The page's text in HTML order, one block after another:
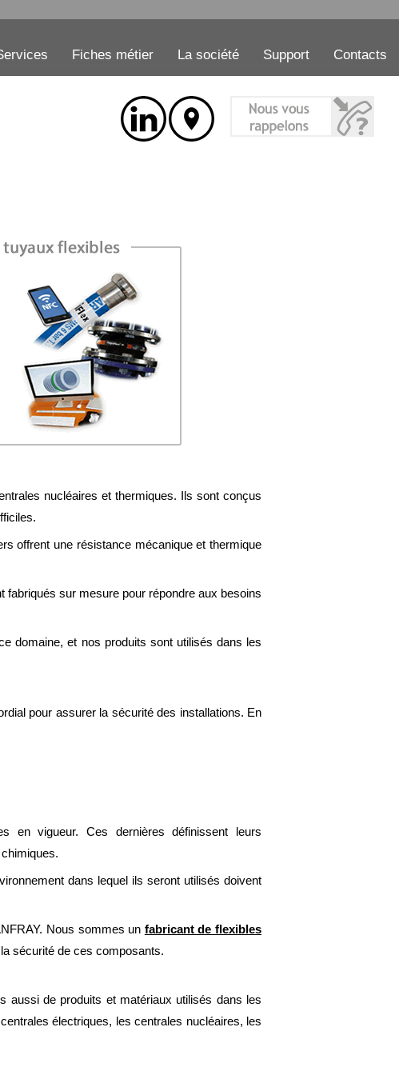
Fiches métier La société Support Contacts
nucléaires et thermiques. Ils sont conçus
offrent une résistance mécanique et thermique
sur mesure pour répondre aux besoins
domaine, et nos produits sont utilisés dans les
pour assurer la sécurité des installations. En
en vigueur. Ces dernières définissent leurs
dans lequel ils seront utilisés doivent
Nous sommes un fabricant de flexibles
sécurité de ces composants.
aussi de produits et matériaux utilisés dans les
électriques, les centrales nucléaires, les